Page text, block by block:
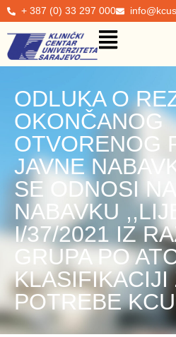
+ 387 (0) 33 297 000
ODLUKA O
OKONČANOG
OTVORENOG
JAVNE
SE ODNOSI
NABAVKU
I/37/2021 IZ
GRUPA PO
KLASIFIKACIJI
POTREBE